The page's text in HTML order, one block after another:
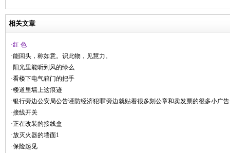
相关文章
·红 色
·能回头，称如意。识此物，见慧力。
·阳光里能听到风的绿么
·看楼下电气箱门的把手
·楼道里墙上这痕迹
·银行旁边公安局公告谨防经济犯罪'旁边就贴着很多刻公章和卖发票的很多小广告
·接线开关
·正在改装的接线盒
·放灭火器的墙面1
·保险起见